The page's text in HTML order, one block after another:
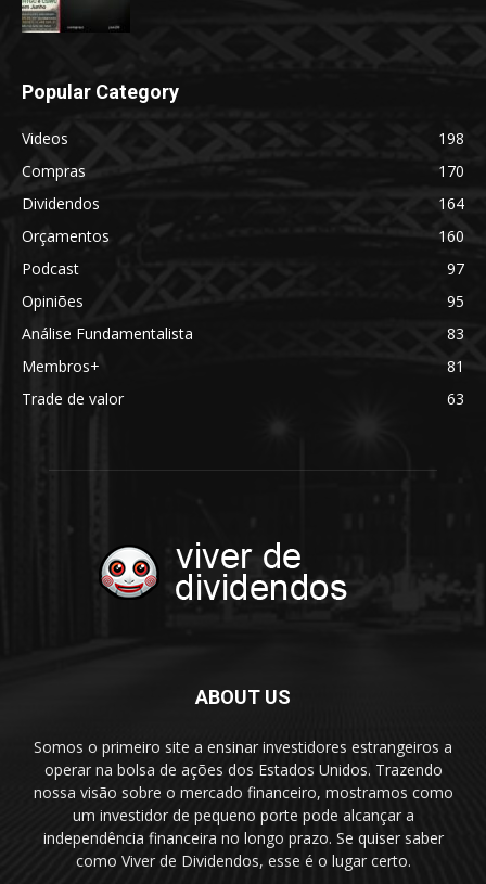
Popular Category
Videos
198
Compras
170
Dividendos
164
Orçamentos
160
Podcast
97
Opiniões
95
Análise Fundamentalista
83
Membros+
81
Trade de valor
63
ABOUT US
Somos o primeiro site a ensinar investidores estrangeiros a
operar na bolsa de ações dos Estados Unidos. Trazendo
nossa visão sobre o mercado financeiro, mostramos como
um investidor de pequeno porte pode alcançar a
independência financeira no longo prazo. Se quiser saber
como Viver de Dividendos, esse é o lugar certo.